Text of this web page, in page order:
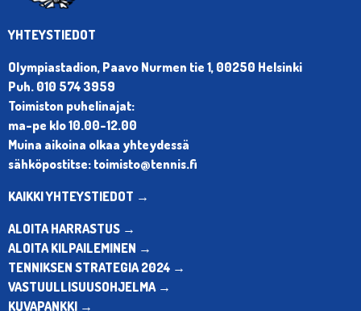
YHTEYSTIEDOT
Olympiastadion, Paavo Nurmen tie 1, 00250 Helsinki
Puh. 010 574 3959
Toimiston puhelinajat:
ma-pe klo 10.00-12.00
Muina aikoina olkaa yhteydessä
sähköpostitse: toimisto@tennis.fi
KAIKKI YHTEYSTIEDOT →
ALOITA HARRASTUS →
ALOITA KILPAILEMINEN →
TENNIKSEN STRATEGIA 2024 →
VASTUULLISUUSOHJELMA →
KUVAPANKKI →